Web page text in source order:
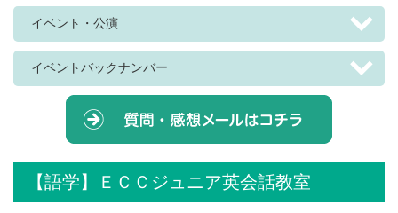
イベント・公演
イベントバックナンバー
【語学】ＥＣＣジュニア英会話教室